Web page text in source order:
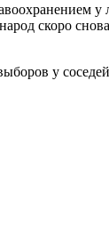
у
скоро
у